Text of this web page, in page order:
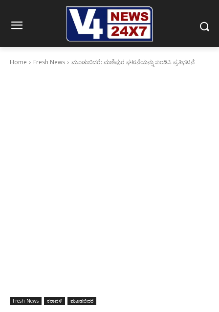
Home Fresh News ಮೂಡುಬಿದರೆ: ಮಣಿಪುರ ಘಟನೆಯನ್ನು ಖಂಡಿಸಿ ಪ್ರತಿಭಟನೆ
Fresh News ಕರಾವಳಿ ಮೂಡಬಿದರೆ